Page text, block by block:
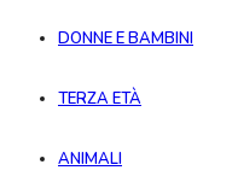
DONNE E BAMBINI
TERZA ETÀ
ANIMALI